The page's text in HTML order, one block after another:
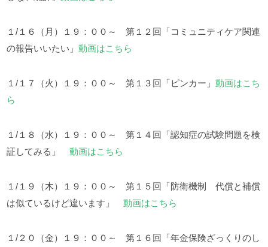
１/１６（月）１９：００～ 第１２回「コミュニティケア関連
の報告いいたい」動画はこちら
１/１７（火）１９：００～ 第１３回「ピンカー」動画はこち
ら
１/１８（水）１９：００～ 第１４回「認知症の試験問題を検
証してみる」動画はこちら
１/１９（木）１９：００～ 第１５回「防衛機制 代償と補償
は似ているけど違います」動画はこちら
１/２０（金）１９：００～ 第１６回「年金保険ざっくりのし